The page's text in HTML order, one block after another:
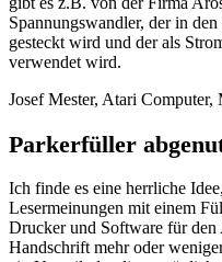
Spannungswandler, der in
gesteckt wird und der als
verwendet wird.
Josef Mester, Atari Computer,
Parkerfüller
Ich finde es eine herrliche
Lesermeinungen mit einem
Drucker und Software für den
Handschrift mehr oder